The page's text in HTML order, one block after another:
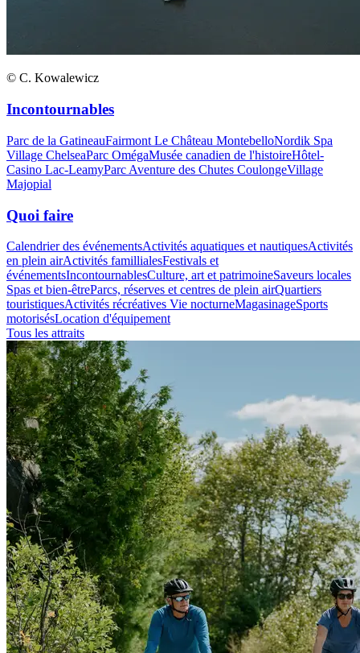
© C. Kowalewicz
Incontournables
Parc de la GatineauFairmont Le Château MontebelloNordik Spa
Village ChelseaParc OmégaMusée canadien de l'histoireHôtel-
Casino Lac-LeamyParc Aventure des Chutes CoulongeVillage
Majopial
Quoi faire
Calendrier des événementsActivités aquatiques et nautiquesActivités
en plein airActivités famillialesFestivals et
événementsIncontournablesCulture, art et patrimoineSaveurs locales
Spas et bien-êtreParcs, réserves et centres de plein airQuartiers
touristiquesActivités récréatives Vie nocturneMagasinageSports
motorisésLocation d'équipement
Tous les attraits